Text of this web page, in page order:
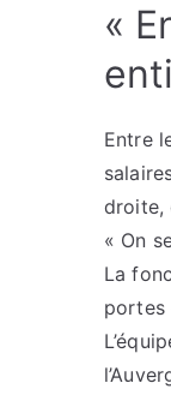
«
Entre
droite,
« On
La
portes